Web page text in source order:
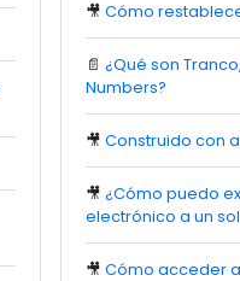
🎥Cómo
📄¿Qué son
Numbers?
🎥Construido con
🎥¿Cómo puedo
electrónico a un
🎥Cómo acceder